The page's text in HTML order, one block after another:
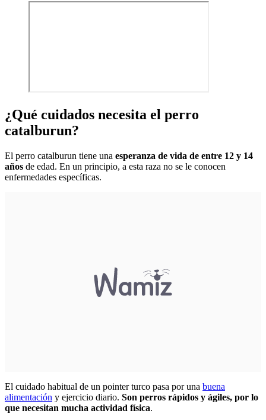
¿Qué cuidados necesita el perro
catalburun?
El perro catalburun tiene una esperanza de vida de entre 12 y 14
años de edad. En un principio, a esta raza no se le conocen
enfermedades específicas.
El cuidado habitual de un pointer turco pasa por una buena
alimentación y ejercicio diario. Son perros rápidos y ágiles, por lo
que necesitan mucha actividad física.